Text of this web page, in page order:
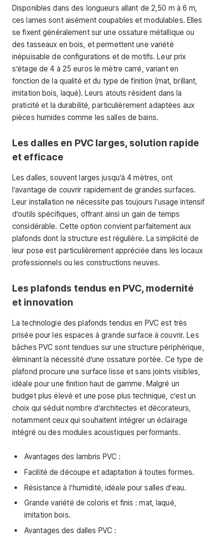
Disponibles dans des longueurs allant de 2,50 m à 6 m,
ces lames sont aisément coupables et modulables. Elles
se fixent généralement sur une ossature métallique ou
des tasseaux en bois, et permettent une variété
inépuisable de configurations et de motifs. Leur prix
s’étage de 4 à 25 euros le mètre carré, variant en
fonction de la qualité et du type de finition (mat, brillant,
imitation bois, laqué). Leurs atouts résident dans la
praticité et la durabilité, particulièrement adaptées aux
pièces humides comme les salles de bains.
Les dalles en PVC larges, solution rapide
et efficace
Les dalles, souvent larges jusqu’à 4 mètres, ont
l’avantage de couvrir rapidement de grandes surfaces.
Leur installation ne nécessite pas toujours l’usage intensif
d’outils spécifiques, offrant ainsi un gain de temps
considérable. Cette option convient parfaitement aux
plafonds dont la structure est régulière. La simplicité de
leur pose est particulièrement appréciée dans les locaux
professionnels ou les constructions neuves.
Les plafonds tendus en PVC, modernité
et innovation
La technologie des plafonds tendus en PVC est très
prisée pour les espaces à grande surface à couvrir. Les
bâches PVC sont tendues sur une structure périphérique,
éliminant la nécessité d’une ossature portée. Ce type de
plafond procure une surface lisse et sans joints visibles,
idéale pour une finition haut de gamme. Malgré un
budget plus élevé et une pose plus technique, c’est un
choix qui séduit nombre d’architectes et décorateurs,
notamment ceux qui souhaitent intégrer un éclairage
intégré ou des modules acoustiques performants.
Avantages des lambris PVC :
Facilité de découpe et adaptation à toutes formes.
Résistance à l’humidité, idéale pour salles d’eau.
Grande variété de coloris et finis : mat, laqué,
imitation bois.
Avantages des dalles PVC :